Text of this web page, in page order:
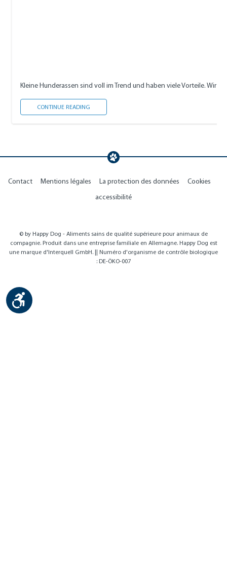
Kleine Hunderassen sind voll im Trend und haben viele Vorteile. Wir
CONTINUE READING
Contact Mentions légales La protection des données
Cookies
accessibilité
© by Happy Dog - Aliments sains de qualité supérieure pour animaux de
compagnie. Produit dans une entreprise familiale en Allemagne. Happy Dog est
une marque d'Interquell GmbH. || Numéro d'organisme de contrôle biologique
: DE-ÖKO-007
Show toolbar